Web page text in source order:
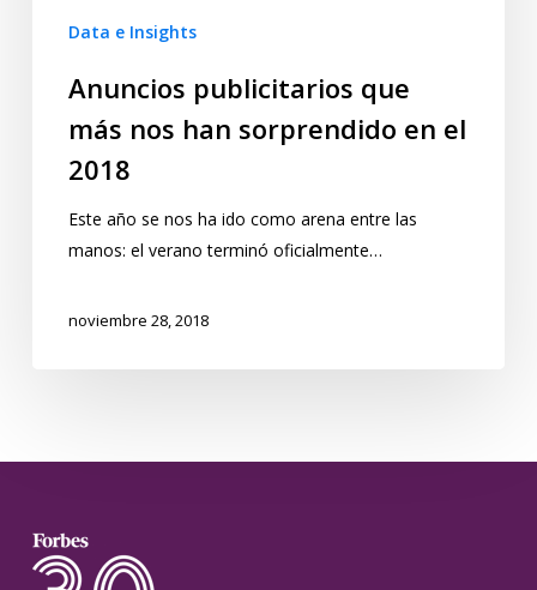
Data e Insights
Anuncios publicitarios que
más nos han sorprendido en el
2018
Este año se nos ha ido como arena entre las
manos: el verano terminó oficialmente…
noviembre 28, 2018